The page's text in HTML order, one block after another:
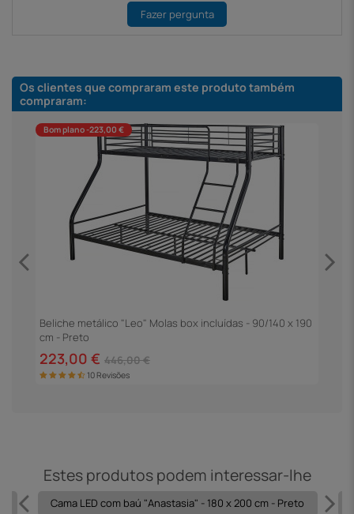
Fazer pergunta
Os clientes que compraram este produto também
compraram:
Bom plano -223,00 €
Beliche metálico "Leo" Molas box incluídas - 90/140 x 190
cm - Preto
223,00 € 446,00 €
10 Revisões
Estes produtos podem interessar-lhe
Cama LED com baú "Anastasia" - 180 x 200 cm - Preto